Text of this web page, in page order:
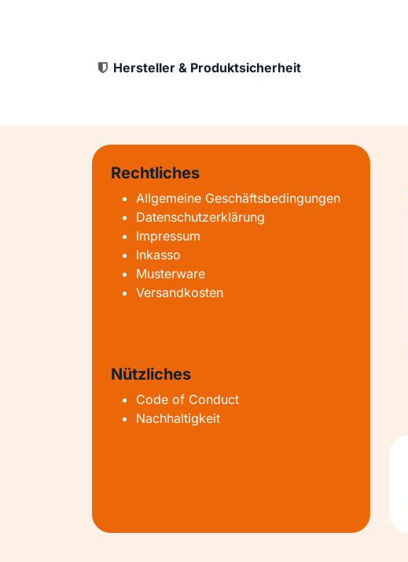
Hersteller & Produktsicherheit
Rechtliches
Allgemeine Geschäftsbedingungen
Datenschutzerklärung
Impressum
Inkasso
Musterware
Versandkosten
Nützliches
Code of Conduct
Nachhaltigkeit